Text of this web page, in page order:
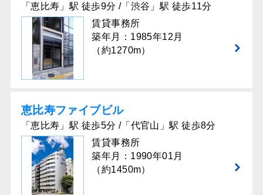
「恵比寿」駅 徒歩9分 /「渋谷」駅 徒歩11分
賃貸事務所
築年月：1985年12月
（約1270m）
恵比寿ファイブビル
「恵比寿」駅 徒歩5分 /「代官山」駅 徒歩8分
賃貸事務所
築年月：1990年01月
（約1450m）